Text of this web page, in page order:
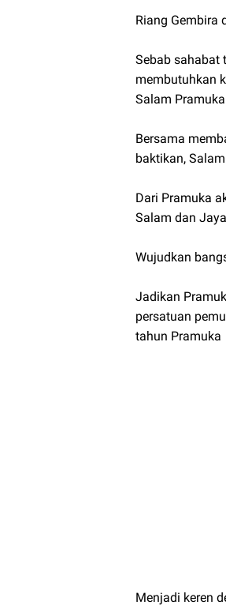
Riang Gembira
Sebab sahabat
membutuhkan
Salam Pramuka
Bersama
baktikan,
Dari Pramuka
Salam dan
Wujudkan
Jadikan
persatuan
tahun Pramuka
Menjadi keren